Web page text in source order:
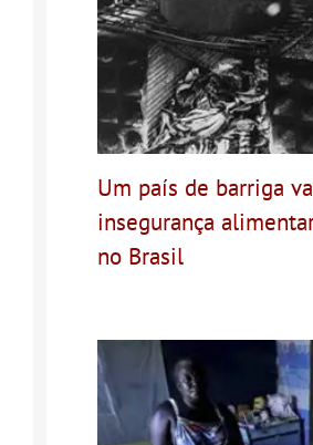
Um país de barriga
insegurança
no Brasil